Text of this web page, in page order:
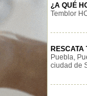
¿A QUÉ
Temblor
RESCATA
Puebla,
ciudad de